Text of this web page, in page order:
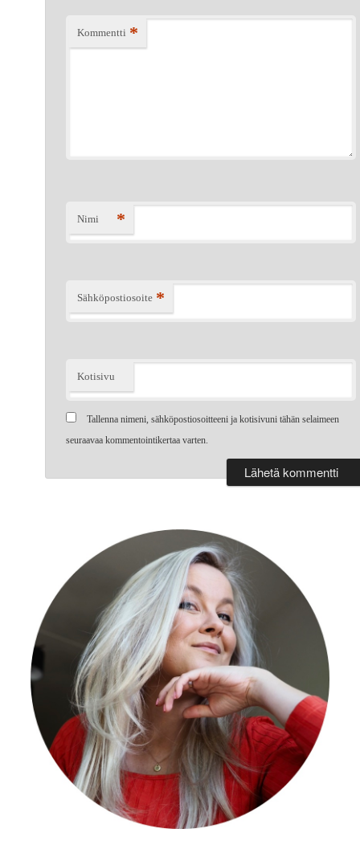
Kommentti *
Nimi *
Sähköpostiosoite *
Kotisivu
Tallenna nimeni, sähköpostiosoitteeni ja kotisivuni tähän selaimeen
seuraavaa kommentointikertaa varten.